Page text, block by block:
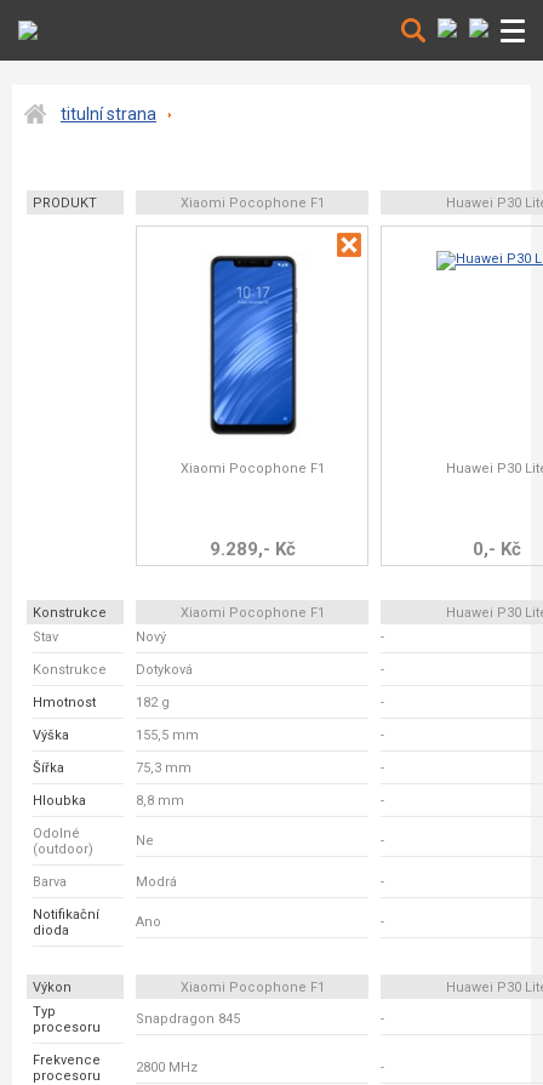
titulní strana
PRODUKT Xiaomi Pocophone F1 Huawei P30
Xiaomi Pocophone F1
9.289,- Kč
Huawei P30
0,- Kč
Konstrukce Xiaomi Pocophone F1
Huawei P30
Stav
Nový -
Konstrukce Dotyková -
Hmotnost 182 g -
Výška 155,5 mm -
Šířka 75,3 mm -
Hloubka 8,8 mm -
Odolné
(outdoor)
Ne -
Barva Modrá -
Notifikační
dioda
Ano -
Výkon Xiaomi Pocophone F1
Huawei P30
Typ
procesoru
Snapdragon 845 -
Frekvence
procesoru
2800 MHz -